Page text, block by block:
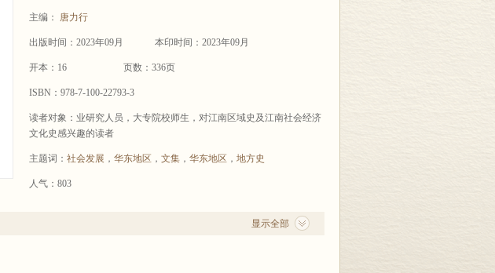
主编： 唐力行
出版时间：2023年09月 本印时间：2023年09月
开本：16 页数：336页
ISBN：978-7-100-22793-3
读者对象：业研究人员，大专院校师生，对江南区域史及江南社会经济
文化史感兴趣的读者
主题词： 社会发展 ， 华东地区 ， 文集 ， 华东地区 ， 地方史
人气：803
显示全部